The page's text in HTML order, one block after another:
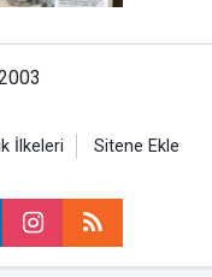
İlkeleri Sitene Ekle